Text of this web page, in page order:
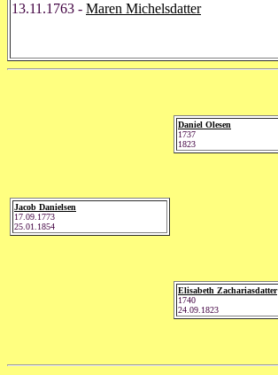
13.11.1763 - Maren Michelsdatter
Jacob Danielsen
17.09.1773
25.01.1854
Daniel Olesen
1737
1823
Elisabeth Zachariasdatter
1740
24.09.1823